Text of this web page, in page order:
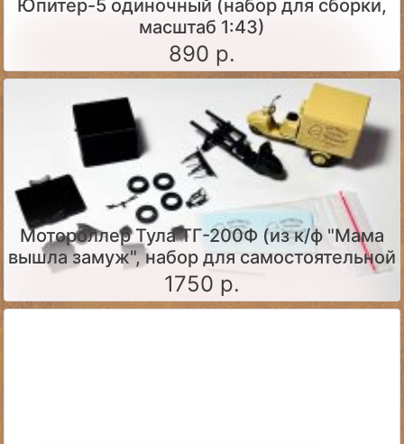
Юпитер-5 одиночный (набор для сборки,
масштаб 1:43)
890 р.
Мотороллер Тула ТГ-200Ф (из к/ф "Мама
вышла замуж", набор для самостоятельной
сборки)
1750 р.